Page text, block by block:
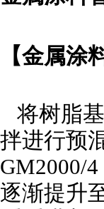
【金属涂
将树脂
拌进行预
GM2000/
逐渐提升